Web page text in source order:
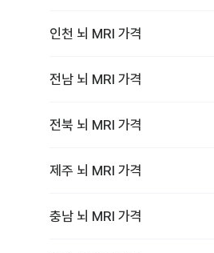
인천 뇌 MRI 가격
전남 뇌 MRI 가격
전북 뇌 MRI 가격
제주 뇌 MRI 가격
충남 뇌 MRI 가격